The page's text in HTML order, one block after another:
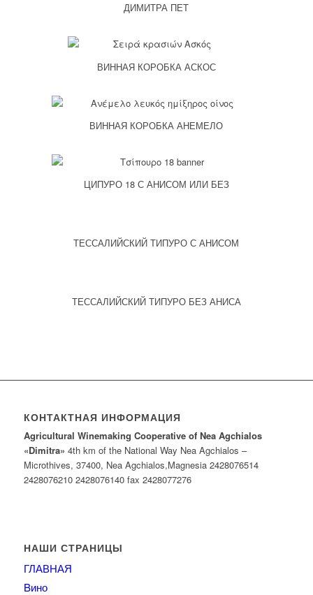
ДИМИТРА ПЕТ
ВИННАЯ КОРОБКА АСКОС
ВИННАЯ КОРОБКА АНЕМЕЛО
ЦИПУРО 18 С АНИСОМ ИЛИ БЕЗ
ТЕССАЛИЙСКИЙ ТИПУРО С АНИСОМ
ТЕССАЛИЙСКИЙ ТИПУРО БЕЗ АНИСА
КОНТАКТНАЯ ИНФОРМАЦИЯ
Agricultural Winemaking Cooperative of Nea Agchialos
«Dimitra» 4th km of the National Way Nea Agchialos –
Microthives, 37400, Νea Agchialos,Magnesia 2428076514
2428076210 2428076140 fax 2428077276
НАШИ СТРАНИЦЫ
ГЛАВНАЯ
Bино